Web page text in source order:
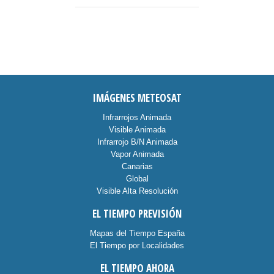
IMÁGENES METEOSAT
Infrarrojos Animada
Visible Animada
Infrarrojo B/N Animada
Vapor Animada
Canarias
Global
Visible Alta Resolución
EL TIEMPO PREVISIÓN
Mapas del Tiempo España
El Tiempo por Localidades
EL TIEMPO AHORA